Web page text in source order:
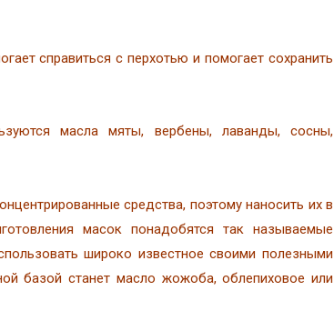
справиться с перхотью и помогает сохранить
масла мяты, вербены, лаванды, сосны,
средства, поэтому наносить их в
масок понадобятся так называемые
широко известное своими полезными
базой станет масло жожоба, облепиховое или